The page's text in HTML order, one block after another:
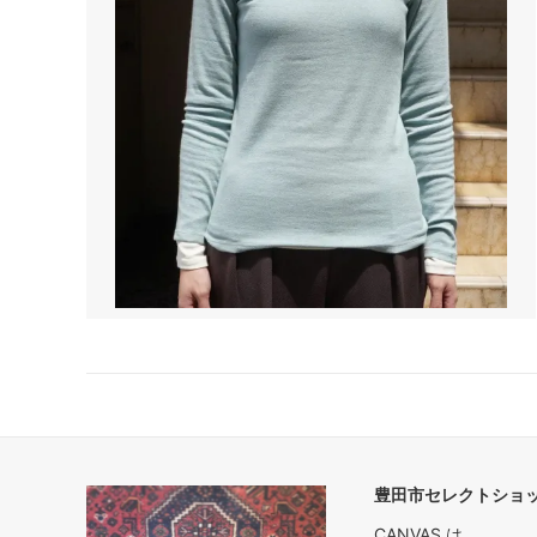
豊田市セレクトショ